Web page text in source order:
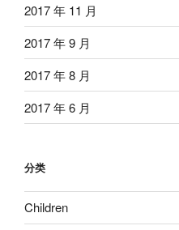
2017 年 11 月
2017 年 9 月
2017 年 8 月
2017 年 6 月
分类
Children